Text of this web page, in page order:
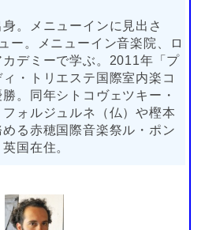
。メニューインに見出さ
ー。メニューイン音楽院、ロ
デミーで学ぶ。2011年「プ
・トリエステ国際室内楽コ
。同年シトコヴェツキー・
フォルジュルネ（仏）や樫本
る赤穂国際音楽祭ル・ポン
国在住。